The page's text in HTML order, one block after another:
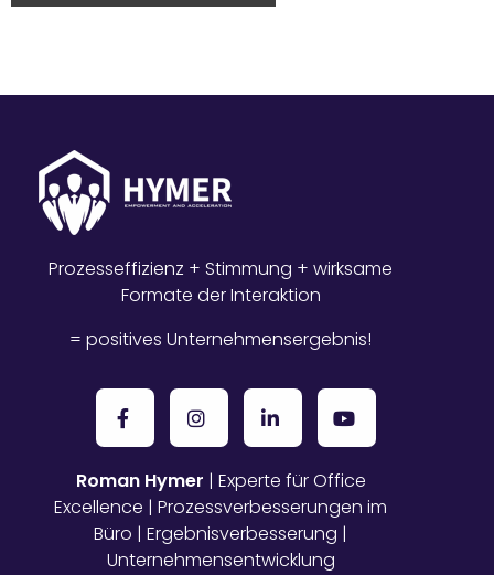
Prozesseffizienz + Stimmung + wirksame
Formate der Interaktion
= positives Unternehmensergebnis!
Roman Hymer | Experte für Office
Excellence | Prozessverbesserungen im
Büro | Ergebnisverbesserung |
Unternehmensentwicklung